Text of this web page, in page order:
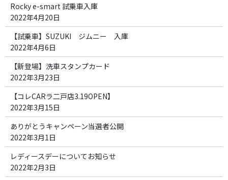
Rocky e-smart 試乗車入庫
2022年4月20日
【試乗車】SUZUKI ジムニー 入庫
2022年4月6日
【新登場】洗車スタンプカード
2022年3月23日
【コレCARラ二戸店3.19OPEN】
2022年3月15日
ありがとうキャンペーン当選者公開
2022年3月1日
レディースデーについてお知らせ
2022年2月3日